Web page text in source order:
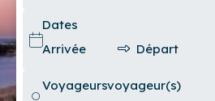
Dates
Voyageursvoyageur(s)